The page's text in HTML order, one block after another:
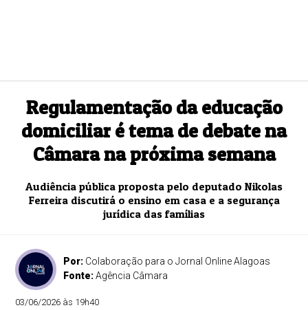
Regulamentação da educação
domiciliar é tema de debate na
Câmara na próxima semana
Audiência pública proposta pelo deputado Nikolas
Ferreira discutirá o ensino em casa e a segurança
jurídica das famílias
Por: Colaboração para o Jornal Online Alagoas
Fonte:Agência Câmara
03/06/2026 às 19h40